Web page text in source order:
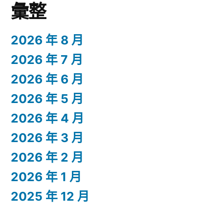
彙整
2026 年 8 月
2026 年 7 月
2026 年 6 月
2026 年 5 月
2026 年 4 月
2026 年 3 月
2026 年 2 月
2026 年 1 月
2025 年 12 月